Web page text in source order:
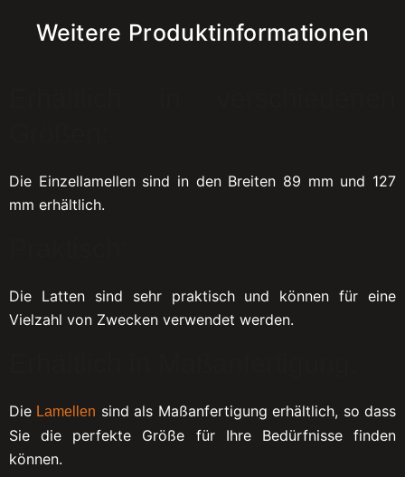
Weitere Produktinformationen
Die Einzellamellen sind in den Breiten 89 mm und 127
mm erhältlich.
Die Latten sind sehr praktisch und können für eine
Vielzahl von Zwecken verwendet werden.
Die Lamellen sind als Maßanfertigung erhältlich, so dass
Sie die perfekte Größe für Ihre Bedürfnisse finden
können.